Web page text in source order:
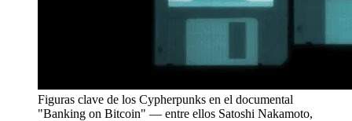
Figuras clave de los Cypherpunks en el documental
"Banking on Bitcoin" — entre ellos Satoshi Nakamoto,